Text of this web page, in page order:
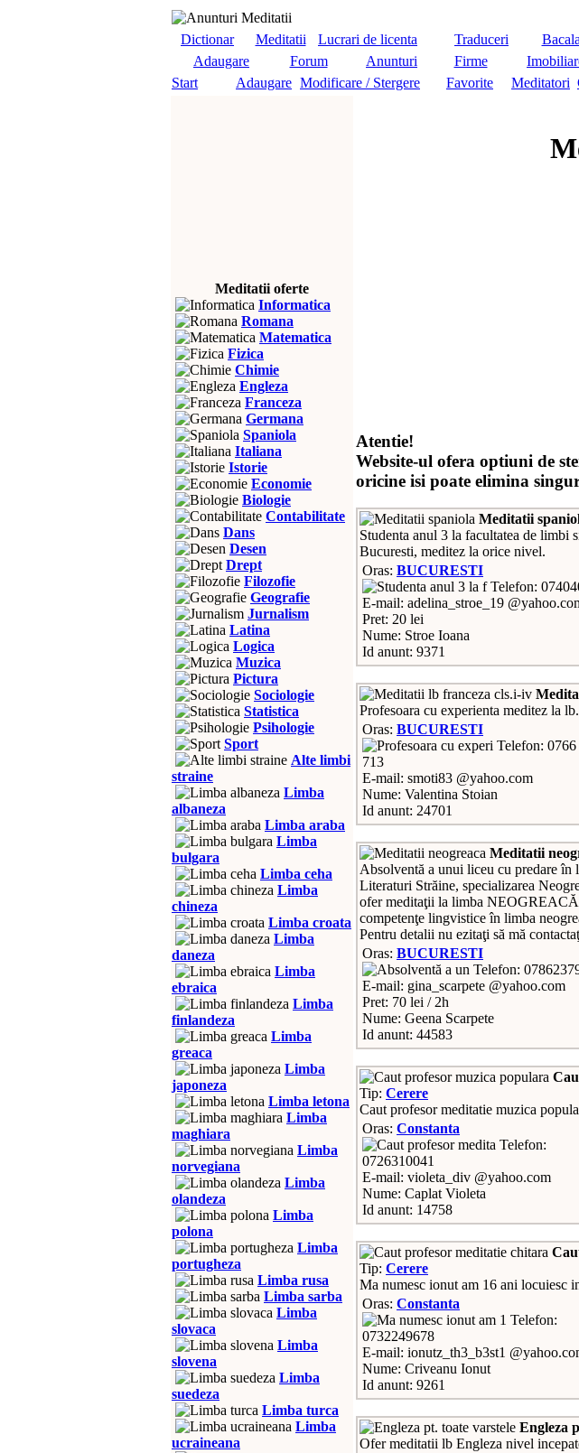
Dictionar Meditatii Lucrari de licenta Traduceri
Adaugare
Forum Anunturi Firme
Start
Adaugare Modificare / Stergere Favorite Meditatori
Meditatii oferte
Informatica
Romana
Matematica
Fizica
Chimie
Engleza
Franceza
Germana
Spaniola
Italiana
Istorie
Economie
Biologie
Contabilitate
Dans
Desen
Drept
Filozofie
Geografie
Jurnalism
Latina
Logica
Muzica
Pictura
Sociologie
Statistica
Psihologie
Sport
Alte limbi
straine
Limba
albaneza
Limba araba
Limba
bulgara
Limba ceha
Limba
chineza
Limba croata
Limba
daneza
Limba
ebraica
Limba
finlandeza
Limba
greaca
Limba
japoneza
Limba letona
Limba
maghiara
Limba
norvegiana
Limba
olandeza
Limba
polona
Limba
portugheza
Limba rusa
Limba sarba
Limba
slovaca
Limba
slovena
Limba
suedeza
Limba turca
Limba
ucraineana
Atentie!
Website-ul ofera optiuni de
oricine isi poate elimina
Meditatii
Studenta anul 3 la facultatea de limbi
Bucuresti, meditez la orice nivel.
Oras: BUCURESTI
Telefon:
E-mail: adelina_stroe_19
Pret: 20 lei
Nume: Stroe Ioana
Id anunt: 9371
Profesoara cu experienta meditez la
Oras: BUCURESTI
Telefon:
713
E-mail: smoti83 @yahoo.com
Nume: Valentina Stoian
Id anunt: 24701
Meditatii
Absolventă a unui liceu cu predare
Literaturi Străine, specializarea
ofer meditaţii la limba
competenţe lingvistice în limba
Pentru detalii nu ezitaţi să mă
Oras: BUCURESTI
Telefon:
E-mail: gina_scarpete @yahoo.com
Pret: 70 lei / 2h
Nume: Geena Scarpete
Id anunt: 44583
Tip: Cerere
Caut profesor meditatie muzica
Oras: Constanta
Telefon:
0726310041
E-mail: violeta_div @yahoo.com
Nume: Caplat Violeta
Id anunt: 14758
Tip: Cerere
Ma numesc ionut am 16 ani locuiesc
Oras: Constanta
Telefon:
0732249678
E-mail: ionutz_th3_b3st1
Nume: Criveanu Ionut
Id anunt: 9261
Engleza
Ofer meditatii lb Engleza nivel